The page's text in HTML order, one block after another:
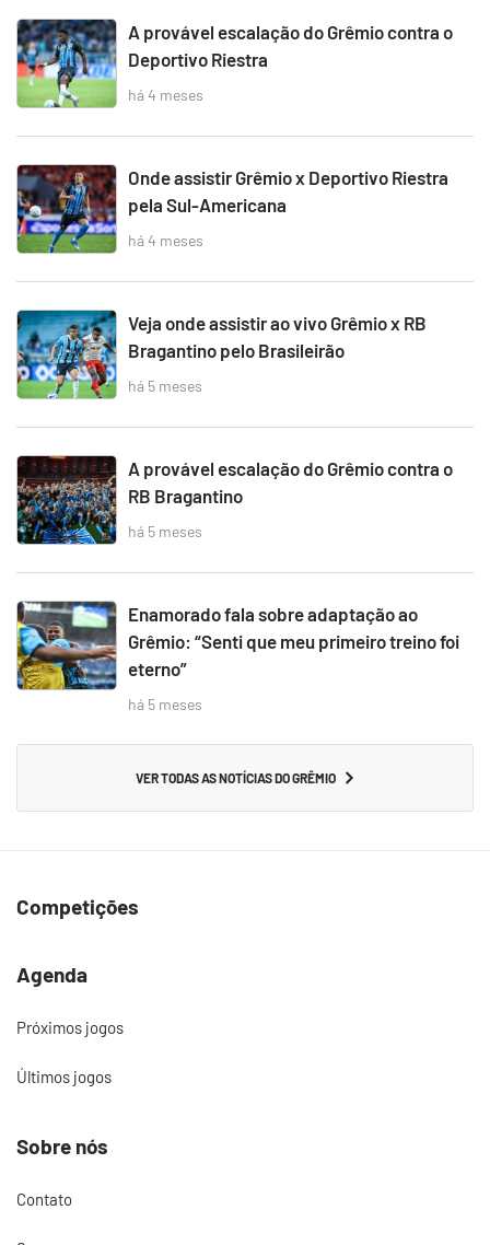
A provável escalação do Grêmio contra o
Deportivo Riestra
há 4 meses
Onde assistir Grêmio x Deportivo Riestra
pela Sul-Americana
há 4 meses
Veja onde assistir ao vivo Grêmio x RB
Bragantino pelo Brasileirão
há 5 meses
A provável escalação do Grêmio contra o
RB Bragantino
há 5 meses
Enamorado fala sobre adaptação ao
Grêmio: “Senti que meu primeiro treino foi
eterno”
há 5 meses
VER TODAS AS NOTÍCIAS DO GRÊMIO
Competições
Agenda
Próximos jogos
Últimos jogos
Sobre nós
Contato